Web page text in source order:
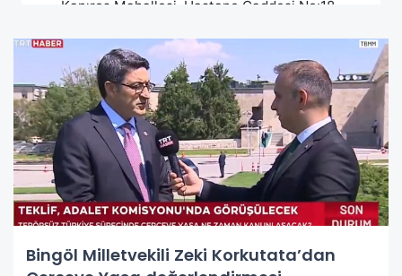
Bingöl Milletvekili Zeki Korkutata’dan